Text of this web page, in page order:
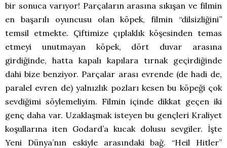
bir sonuca varıyor! Parçaların arasına sıkışan ve filmin
en başarılı oyuncusu olan köpek, filmin “dilsizliğini”
temsil etmekte. Çiftimize çıplaklık köşesinden temas
etmeyi unutmayan köpek, dört duvar arasına
girdiğinde, hatta kapalı kapılara tırnak geçirdiğinde
dahi bize benziyor. Parçalar arası evrende (de hadi de,
paralel evren de) yalnızlık pozları kesen bu köpeği çok
sevdiğimi söylemeliyim. Filmin içinde dikkat geçen iki
genç daha var. Uzaklaşmak isteyen bu gençleri Kraliyet
koşullarına iten Godard’a kucak dolusu sevgiler. İşte
Yeni Dünya’nın eskiyle arasındaki bağ. “Heil Hitler”